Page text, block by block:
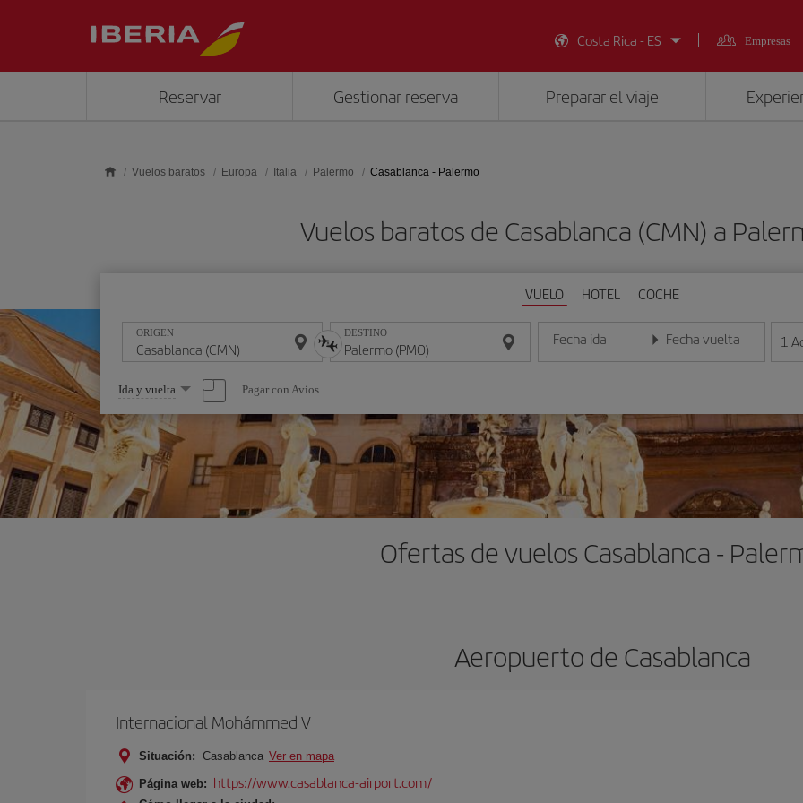
Costa Rica - ES
Empresas
Reservar Gestionar reserva Preparar el viaje
Vuelos baratos Europa Italia Palermo Casablanca - Palermo
Vuelos baratos de Casablanca (CMN) a
VUELO HOTEL COCHE
ORIGEN DESTINO Fecha ida
Introduce la fecha en formato día/mes/año
Fecha vuelta
Introduce la fecha en 1
Seleccione
una
opción
Ida y vuelta Pagar con Avios
Ofertas de vuelos Casablanca -
Aeropuerto de Casablanca
Internacional Mohámmed V
Situación: Casablanca Ver en mapa
Página web: https://www.casablanca-airport.com/